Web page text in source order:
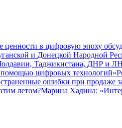
ценности в цифровую эпоху
и Донецкой Народной
Таджикистана, ДНР и
помощью цифровых технологий»
ошибки при продаже
летом?Марина Хадина: